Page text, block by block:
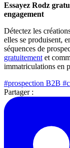
Essayez Rodz
engagement
Détectez les
elles se produisent,
séquences de
gratuitement et
immatriculations en
#prospection B2B
Partager :